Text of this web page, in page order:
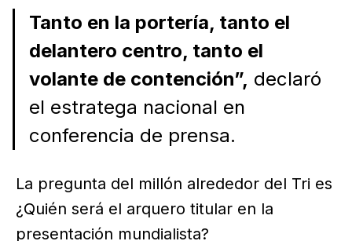
Tanto en la portería, tanto el
delantero centro, tanto el
volante de contención”, declaró
el estratega nacional en
conferencia de prensa.
La pregunta del millón alrededor del Tri es
¿Quién será el arquero titular en la
presentación mundialista?